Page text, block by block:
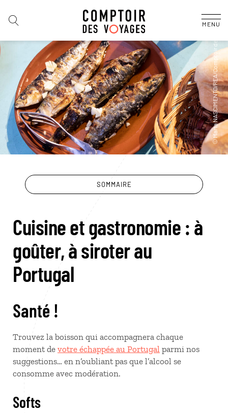
MENU
SOMMAIRE
Cuisine et gastronomie : à
goûter, à siroter au
Portugal
Santé !
Trouvez la boisson qui accompagnera chaque
moment de votre échappée au Portugal parmi nos
suggestions… en n’oubliant pas que l’alcool se
consomme avec modération.
Softs